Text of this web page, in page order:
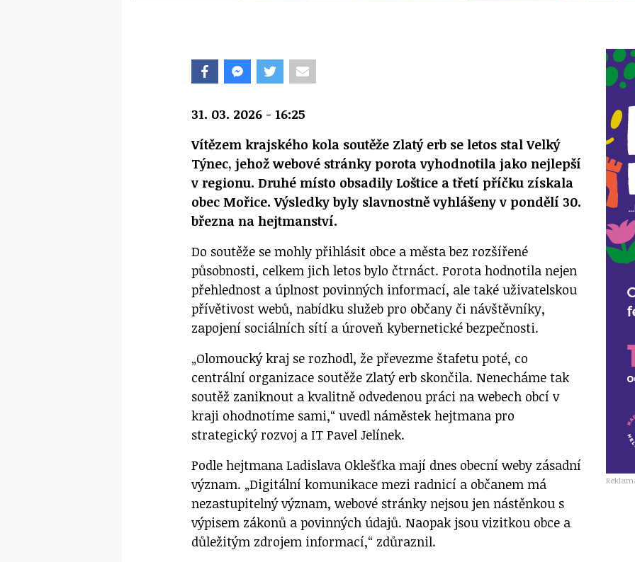
31. 03. 2026 - 16:25
Vítězem krajského kola soutěže Zlatý erb se letos stal Velký
Týnec, jehož webové stránky porota vyhodnotila jako nejlepší
v regionu. Druhé místo obsadily Loštice a třetí příčku získala
obec Mořice. Výsledky byly slavnostně vyhlášeny v pondělí 30.
března na hejtmanství.
Do soutěže se mohly přihlásit obce a města bez rozšířené
působnosti, celkem jich letos bylo čtrnáct. Porota hodnotila nejen
přehlednost a úplnost povinných informací, ale také uživatelskou
přívětivost webů, nabídku služeb pro občany či návštěvníky,
zapojení sociálních sítí a úroveň kybernetické bezpečnosti.
„Olomoucký kraj se rozhodl, že převezme štafetu poté, co
centrální organizace soutěže Zlatý erb skončila. Nenecháme tak
soutěž zaniknout a kvalitně odvedenou práci na webech obcí v
kraji ohodnotíme sami,“ uvedl náměstek hejtmana pro
strategický rozvoj a IT Pavel Jelínek.
Podle hejtmana Ladislava Oklešťka mají dnes obecní weby zásadní
význam. „Digitální komunikace mezi radnicí a občanem má
nezastupitelný význam, webové stránky nejsou jen nástěnkou s
výpisem zákonů a povinných údajů. Naopak jsou vizitkou obce a
důležitým zdrojem informací,“ zdůraznil.